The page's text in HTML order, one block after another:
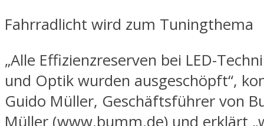
Fahrradlicht wird zum Tuningthema
„Alle Effizienzreserven bei LED-
und Optik wurden ausgeschöpft“,
Guido Müller, Geschäftsführer von
Müller (www.bumm.de) und erklärt